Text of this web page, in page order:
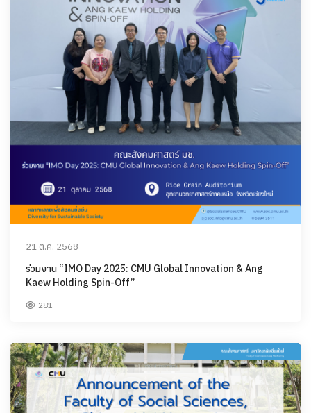
21 ต.ค. 2568
ร่วมงาน “IMO Day 2025: CMU Global Innovation & Ang
Kaew Holding Spin-Off”
281